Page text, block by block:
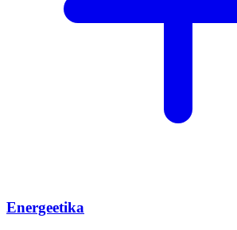
Energeetika